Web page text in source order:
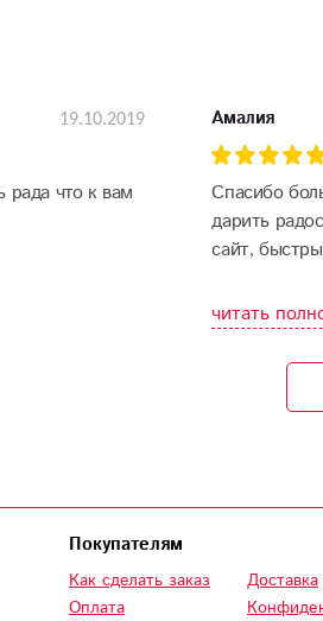
19.10.2019
рада что к вам
Амалия
Спасибо
дарить
сайт,
курьеры
улыбаются и
свежие
читать
Покупателям
Как сделать заказ
Оплата
Доставка